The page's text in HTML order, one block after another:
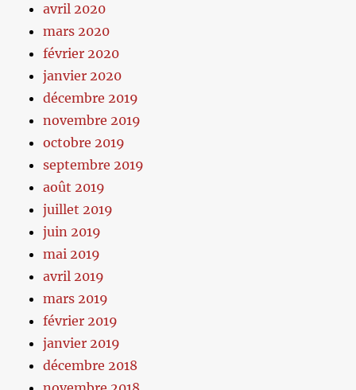
avril 2020
mars 2020
février 2020
janvier 2020
décembre 2019
novembre 2019
octobre 2019
septembre 2019
août 2019
juillet 2019
juin 2019
mai 2019
avril 2019
mars 2019
février 2019
janvier 2019
décembre 2018